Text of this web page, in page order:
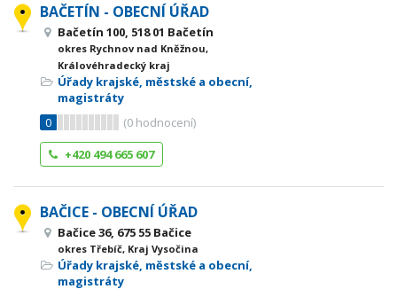
BAČETÍN - OBECNÍ ÚŘAD
Bačetín 100, 518 01 Bačetín
okres Rychnov nad Kněžnou,
Královéhradecký kraj
Úřady krajské, městské a obecní,
magistráty
0
(0 hodnocení)
+420 494 665 607
BAČICE - OBECNÍ ÚŘAD
Bačice 36, 675 55 Bačice
okres Třebíč, Kraj Vysočina
Úřady krajské, městské a obecní,
magistráty